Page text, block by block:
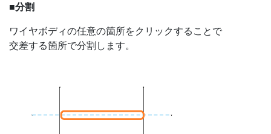
■分割
ワイヤボディの任意の箇所をクリックすることで
交差する箇所で分割します。